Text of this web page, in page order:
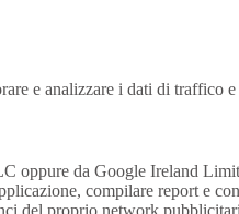
e analizzare i dati di traffico
da Google Ireland
compilare report e